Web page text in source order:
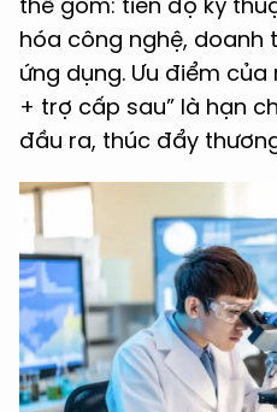
hóa công nghệ, doanh
ứng dụng. Ưu điểm
+ trợ cấp sau” là hạn
đầu ra, thúc đẩy